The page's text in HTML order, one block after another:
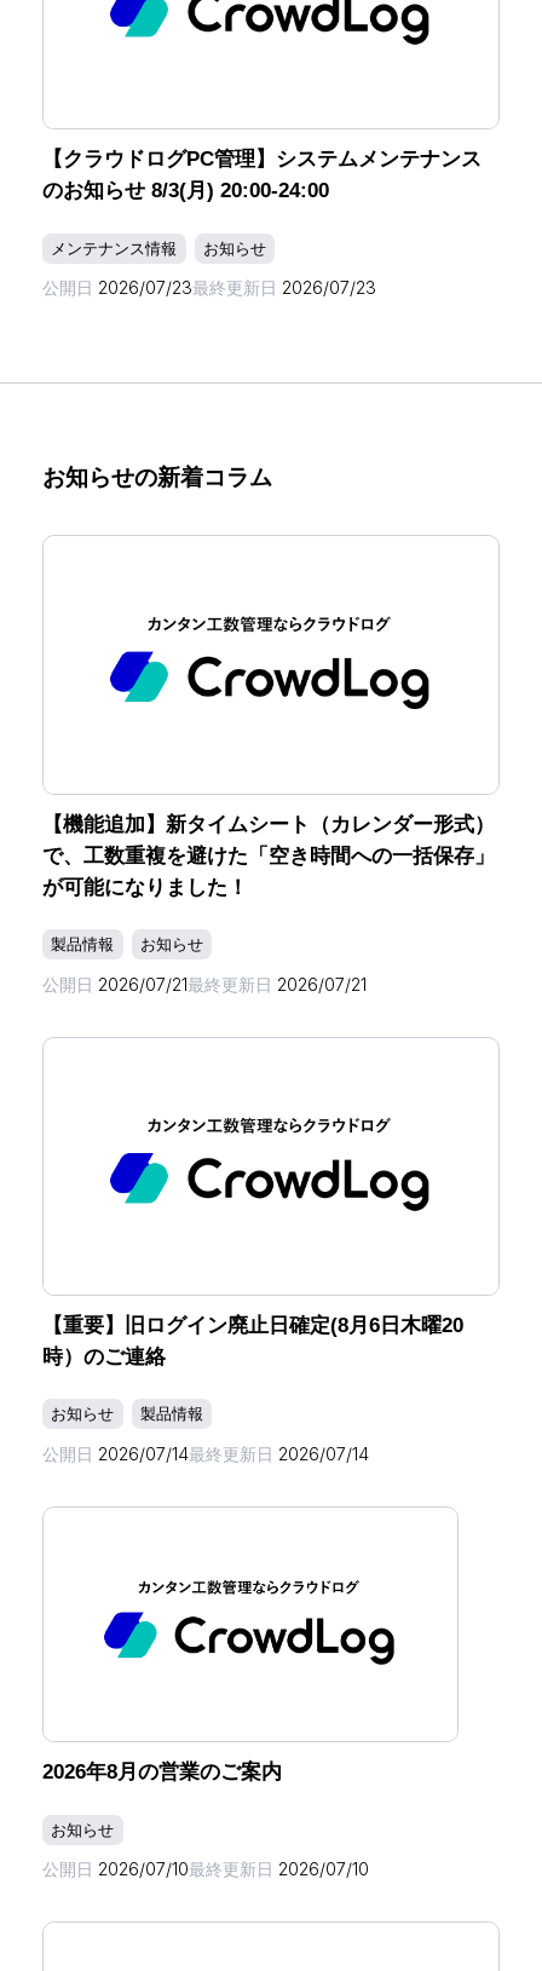
【クラウドログPC管理】システムメンテナンス
のお知らせ 8/3(月) 20:00-24:00
メンテナンス情報 お知らせ
公開日 2026/07/23最終更新日 2026/07/23
お知らせの新着コラム
【機能追加】新タイムシート（カレンダー形式）
で、工数重複を避けた「空き時間への一括保存」
が可能になりました！
製品情報 お知らせ
公開日 2026/07/21最終更新日 2026/07/21
【重要】旧ログイン廃止日確定(8月6日木曜20
時）のご連絡
お知らせ 製品情報
公開日 2026/07/14最終更新日 2026/07/14
2026年8月の営業のご案内
お知らせ
公開日 2026/07/10最終更新日 2026/07/10